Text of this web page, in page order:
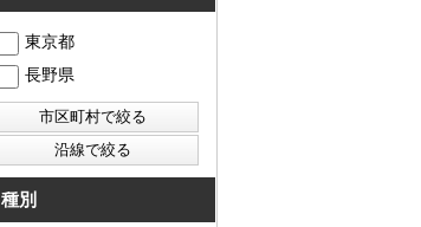
マンションカタログ
会社概要
スタッフ紹介
東京都
長野県
種別